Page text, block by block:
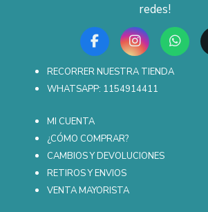
redes!
RECORRER NUESTRA TIENDA
WHATSAPP: 1154914411
MI CUENTA
¿CÓMO COMPRAR?
CAMBIOS Y DEVOLUCIONES
RETIROS Y ENVIOS
VENTA MAYORISTA